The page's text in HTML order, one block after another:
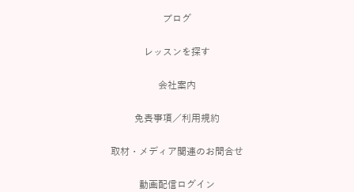
ブログ
レッスンを探す
会社案内
免責事項／利用規約
取材・メディア関連のお問合せ
動画配信ログイン